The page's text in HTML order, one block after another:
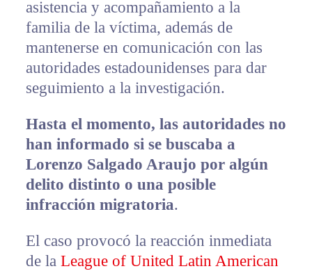
asistencia y acompañamiento a la
familia de la víctima, además de
mantenerse en comunicación con las
autoridades estadounidenses para dar
seguimiento a la investigación.
Hasta el momento, las autoridades no
han informado si se buscaba a
Lorenzo Salgado Araujo por algún
delito distinto o una posible
infracción migratoria.
El caso provocó la reacción inmediata
de la League of United Latin American